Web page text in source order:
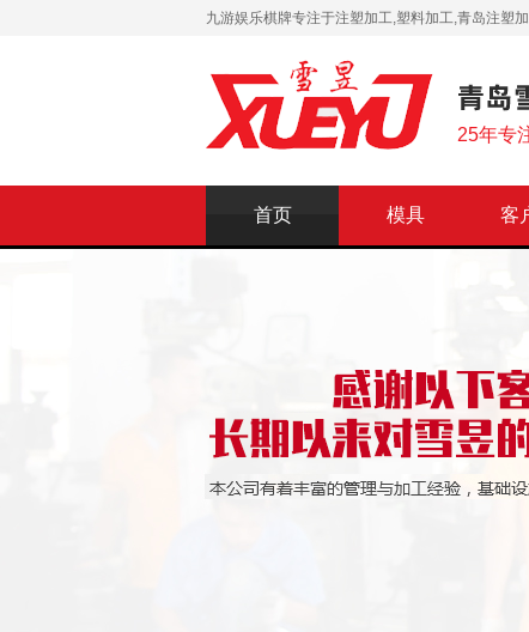
九游娱乐棋牌专注于注塑加工,塑料加工,青岛注塑
25年专
首页 模具 客